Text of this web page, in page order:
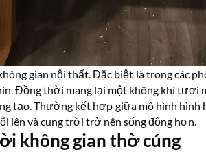
gian nội thất. Đặc biệt là trong các
Đồng thời mang lại một không khí tươi
Thường kết hợp giữa mô hình hình
lên và cung trời trở nên sống động hơn.
không gian thờ cúng